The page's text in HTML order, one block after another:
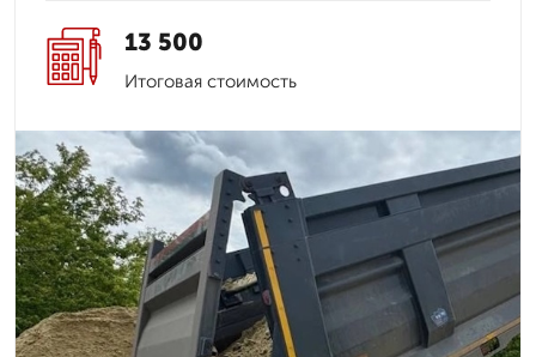
13 500
Итоговая стоимость